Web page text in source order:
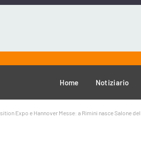
Home Notiziario
Expo e Hannover Messe: a Rimini nasce Salone